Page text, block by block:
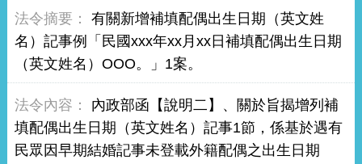
有關新增補填配偶出生日期（英文姓
名）記事例「民國xxx年xx月xx日補填配偶出生日期
（英文姓名）OOO。」1案。
內政部函【說明二】、關於旨揭增列補
填配偶出生日期（英文姓名）記事1節，係基於遇有
民眾因早期結婚記事未登載外籍配偶之出生日期